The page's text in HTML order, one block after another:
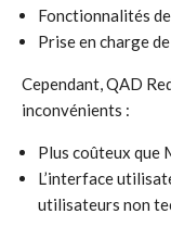
Fonctionnalités
Prise en charge
Cependant, QAD
inconvénients :
Plus coûteux que
L’interface
utilisateurs non